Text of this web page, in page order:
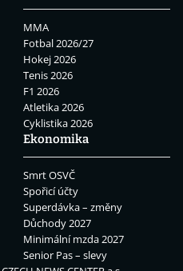
MMA
Fotbal 2026/27
Hokej 2026
Tenis 2026
F1 2026
Atletika 2026
Cyklistika 2026
Ekonomika
Smrt OSVČ
Spořicí účty
Superdávka – změny
Důchody 2027
Minimální mzda 2027
Senior Pas – slevy